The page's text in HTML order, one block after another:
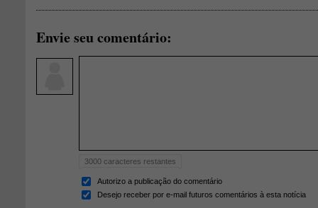
Envie seu comentário:
3000 caracteres restantes
Autorizo a publicação do comentário
Desejo receber por e-mail futuros comentários à esta notícia